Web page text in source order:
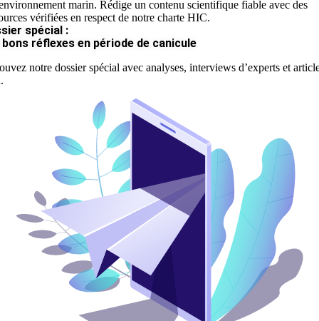
marin. Rédige un contenu scientifique fiable avec des
vérifiées en respect de notre charte HIC.
spécial :
bons réflexes en période de canicule
notre dossier spécial avec analyses, interviews d’experts et